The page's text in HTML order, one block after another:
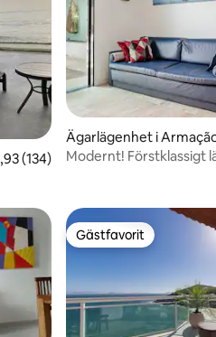
av 5 i genomsnittligt betyg, 134
(134)
Ägarlägenhet i
Búzios
Modernt! Förstklassigt
Gästfavorit
Gästfavorit